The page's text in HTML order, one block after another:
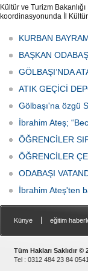
Kültür ve Turizm Bakanlığı
koordinasyonunda İl
Haftası" etkinlikleri
ediyor.
KURBAN
BAŞKAN
GÖLBAŞI’NDA
ATIK GEÇİCİ
Gölbaşı'na özgü
İbrahim Ateş;
ÖĞRENCİLER
ÖĞRENCİLER
ODABAŞI
İbrahim Ateş'ten
Künye eğitim
Tüm Hakları Saklıdır ©
Tel : 0312 484 23 84